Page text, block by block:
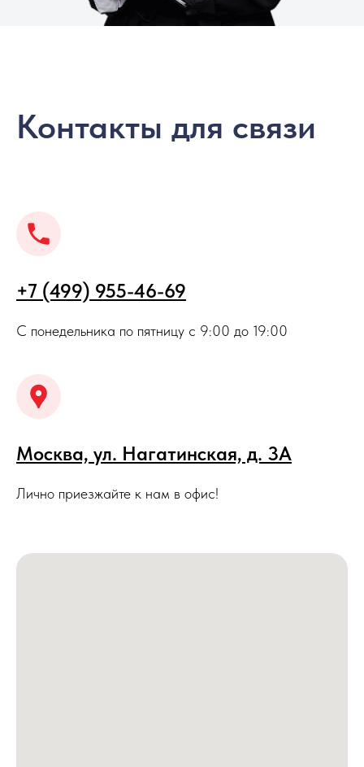
Контакты для связи
+7 (499) 955-46-69
С понедельника по пятницу с 9:00 до 19:00
Москва, ул. Нагатинская, д. 3A
Лично приезжайте к нам в офис!